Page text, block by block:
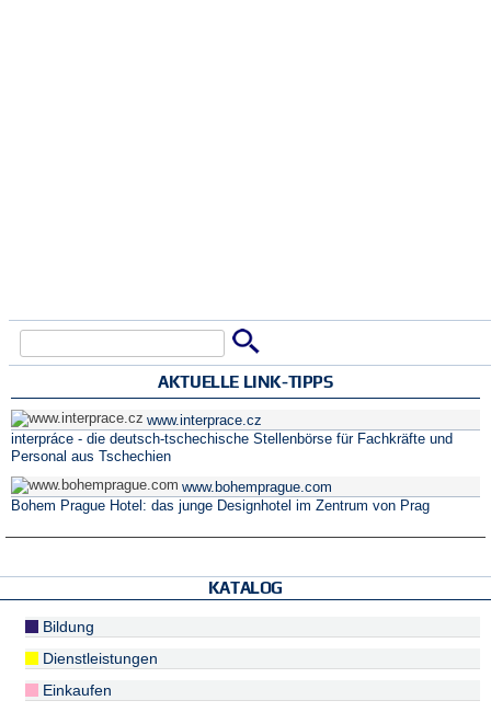
AKTUELLE LINK-TIPPS
www.interprace.cz
interpráce - die deutsch-tschechische Stellenbörse für Fachkräfte und
Personal aus Tschechien
www.bohemprague.com
Bohem Prague Hotel: das junge Designhotel im Zentrum von Prag
KATALOG
Bildung
Dienstleistungen
Einkaufen